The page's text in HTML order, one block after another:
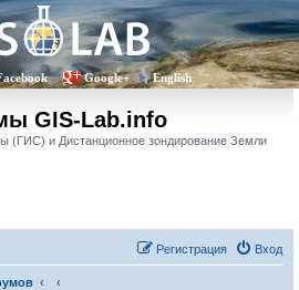
Google+ English
GIS-Lab.info
(ГИС) и Дистанционное зондирование Земли
Вход
Регистрация